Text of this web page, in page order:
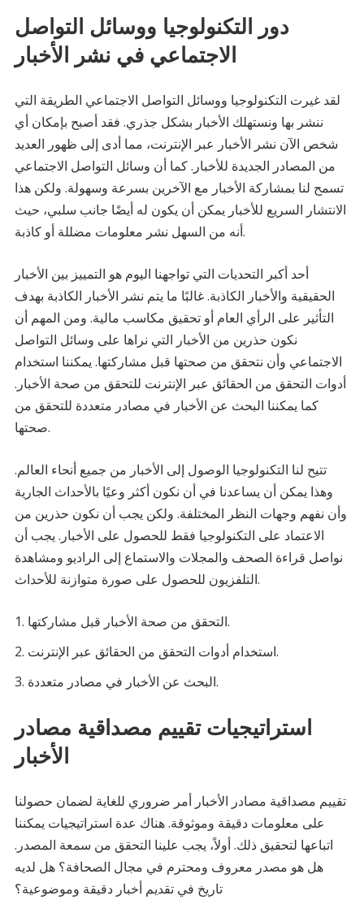
دور التكنولوجيا ووسائل التواصل
الاجتماعي في نشر الأخبار
لقد غيرت التكنولوجيا ووسائل التواصل الاجتماعي الطريقة التي
ننشر بها ونستهلك الأخبار بشكل جذري. فقد أصبح بإمكان أي
شخص الآن نشر الأخبار عبر الإنترنت، مما أدى إلى ظهور العديد
من المصادر الجديدة للأخبار. كما أن وسائل التواصل الاجتماعي
تسمح لنا بمشاركة الأخبار مع الآخرين بسرعة وسهولة. ولكن هذا
الانتشار السريع للأخبار يمكن أن يكون له أيضًا جانب سلبي، حيث
أنه من السهل نشر معلومات مضللة أو كاذبة.
أحد أكبر التحديات التي تواجهنا اليوم هو التمييز بين الأخبار
الحقيقية والأخبار الكاذبة. غالبًا ما يتم نشر الأخبار الكاذبة بهدف
التأثير على الرأي العام أو تحقيق مكاسب مالية. ومن المهم أن
نكون حذرين من الأخبار التي نراها على وسائل التواصل
الاجتماعي وأن نتحقق من صحتها قبل مشاركتها. يمكننا استخدام
أدوات التحقق من الحقائق عبر الإنترنت للتحقق من صحة الأخبار.
كما يمكننا البحث عن الأخبار في مصادر متعددة للتحقق من
صحتها.
تتيح لنا التكنولوجيا الوصول إلى الأخبار من جميع أنحاء العالم.
وهذا يمكن أن يساعدنا في أن نكون أكثر وعيًا بالأحداث الجارية
وأن نفهم وجهات النظر المختلفة. ولكن يجب أن نكون حذرين من
الاعتماد على التكنولوجيا فقط للحصول على الأخبار. يجب أن
نواصل قراءة الصحف والمجلات والاستماع إلى الراديو ومشاهدة
التلفزيون للحصول على صورة متوازنة للأحداث.
التحقق من صحة الأخبار قبل مشاركتها.
استخدام أدوات التحقق من الحقائق عبر الإنترنت.
البحث عن الأخبار في مصادر متعددة.
استراتيجيات تقييم مصداقية مصادر
الأخبار
تقييم مصداقية مصادر الأخبار أمر ضروري للغاية لضمان حصولنا
على معلومات دقيقة وموثوقة. هناك عدة استراتيجيات يمكننا
اتباعها لتحقيق ذلك. أولاً، يجب علينا التحقق من سمعة المصدر.
هل هو مصدر معروف ومحترم في مجال الصحافة؟ هل لديه
تاريخ في تقديم أخبار دقيقة وموضوعية؟